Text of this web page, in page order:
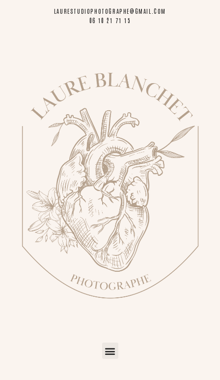
LAURESTUDIOPHOTOGRAPHE@GMAIL.COM
06 10 21 71 15